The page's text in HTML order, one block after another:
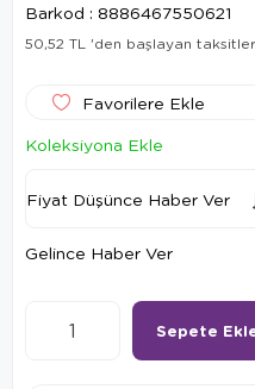
Barkod : 8886467550621
50,52 TL 'den başlayan
Favorilere Ekle
Koleksiyona Ekle
Fiyat Düşünce Haber Ver
Gelince Haber Ver